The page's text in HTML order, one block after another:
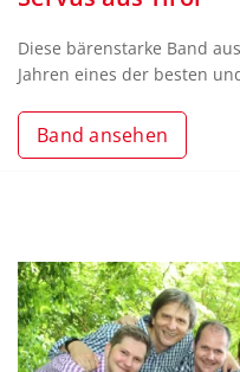
Diese bärenstarke Band
Jahren eines der besten
Band ansehen